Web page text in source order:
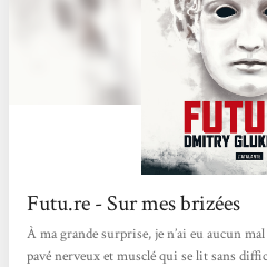
Futu.re - Sur mes brizées
À ma grande surprise, je n’ai eu aucun
pavé nerveux et musclé qui se lit sans